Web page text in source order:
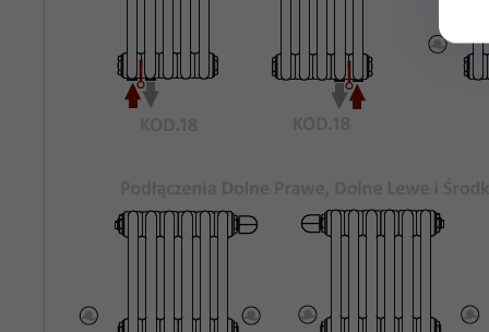
Temperatura
Pracy: